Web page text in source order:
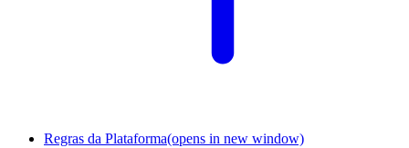
Regras da Plataforma(opens in new window)